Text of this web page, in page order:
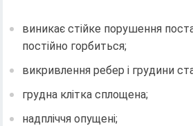
виникає стійке порушення
постійно горбиться;
викривлення ребер і грудини
грудна клітка сплощена;
надпліччя опущені;